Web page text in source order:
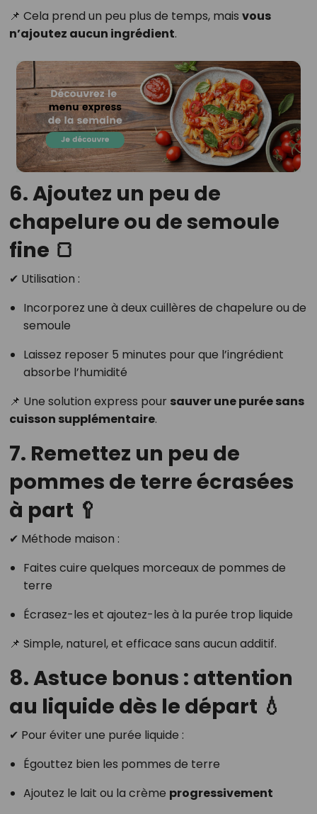
📌 Cela prend un peu plus de temps, mais vous
n’ajoutez aucun ingrédient.
6. Ajoutez un peu de
chapelure ou de semoule
fine 🍞
✔ Utilisation :
Incorporez une à deux cuillères de chapelure ou de
semoule
Laissez reposer 5 minutes pour que l’ingrédient
absorbe l’humidité
📌 Une solution express pour sauver une purée sans
cuisson supplémentaire.
7. Remettez un peu de
pommes de terre écrasées
à part 🥄
✔ Méthode maison :
Faites cuire quelques morceaux de pommes de
terre
Écrasez-les et ajoutez-les à la purée trop liquide
📌 Simple, naturel, et efficace sans aucun additif.
8. Astuce bonus : attention
au liquide dès le départ 💧
✔ Pour éviter une purée liquide :
Égouttez bien les pommes de terre
Ajoutez le lait ou la crème progressivement